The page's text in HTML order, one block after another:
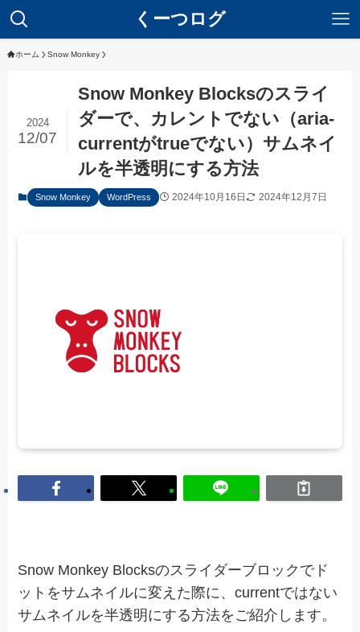
くーつログ
ホーム Snow Monkey
Snow Monkey Blocksのスライ
ダーで、カレントでない（aria-
currentがtrueでない）サムネイ
ルを半透明にする方法
2024
12/07
Snow Monkey WordPress 2024年10月16日 2024年12月7日
Snow Monkey Blocksのスライダーブロックでド
ットをサムネイルに変えた際に、currentではない
サムネイルを半透明にする方法をご紹介します。